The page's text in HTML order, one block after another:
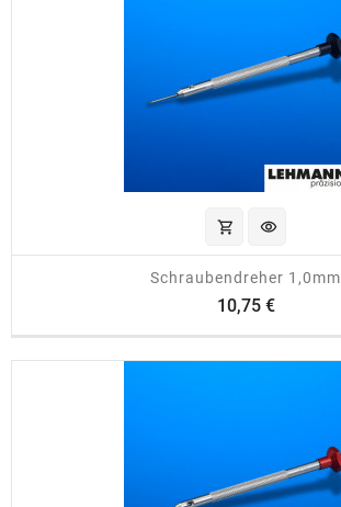
shopping_cart visibility
Schraubendreher 1,0mm
10,75 €Preis